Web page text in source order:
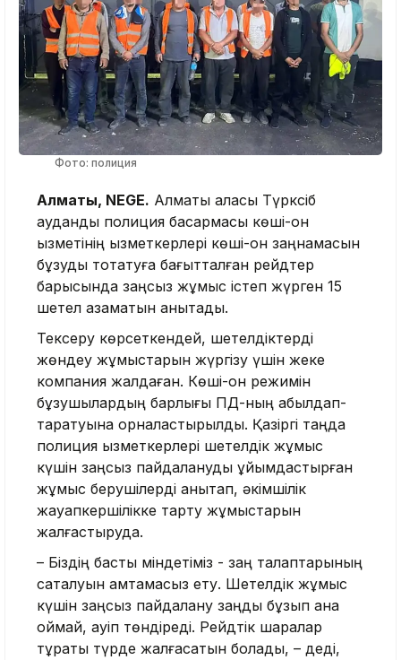
Фото: полиция
Алматы, NEGE. Алматы қаласы Түрксіб
аудандық полиция басқармасы көші-қон
қызметінің қызметкерлері көші-қон заңнамасын
бұзуды тоқтатуға бағытталған рейдтер
барысында заңсыз жұмыс істеп жүрген 15
шетел азаматын анықтады.
Тексеру көрсеткендей, шетелдіктерді
жөндеу жұмыстарын жүргізу үшін жеке
компания жалдаған. Көші-қон режимін
бұзушылардың барлығы ПД-ның қабылдап-
таратуына орналастырылды. Қазіргі таңда
полиция қызметкерлері шетелдік жұмыс
күшін заңсыз пайдалануды ұйымдастырған
жұмыс берушілерді анықтап, әкімшілік
жауапкершілікке тарту жұмыстарын
жалғастыруда.
– Біздің басты міндетіміз - заң талаптарының
сақталуын қамтамасыз ету. Шетелдік жұмыс
күшін заңсыз пайдалану заңды бұзып қана
қоймай, қауіп төндіреді. Рейдтік шаралар
тұрақты түрде жалғасатын болады, – деді,